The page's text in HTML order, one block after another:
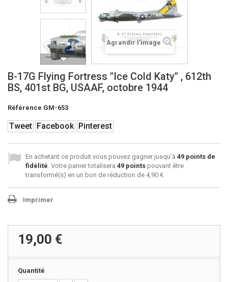
Agrandir l'image
B-17G Flying Fortress "Ice Cold Katy" , 612th
BS, 401st BG, USAAF, octobre 1944
Référence GM-653
Tweet Facebook Pinterest
En achetant ce produit vous pouvez gagner jusqu'à 49 points de
fidélité. Votre panier totalisera 49 points pouvant être
transformé(s) en un bon de réduction de 4,90 €.
Imprimer
19,00 €
Quantité